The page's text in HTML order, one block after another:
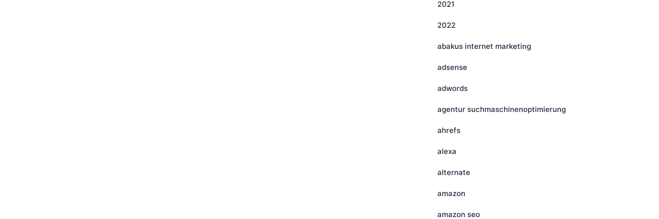
2021
2022
abakus internet marketing
adsense
adwords
agentur suchmaschinenoptimierung
ahrefs
alexa
alternate
amazon
amazon seo